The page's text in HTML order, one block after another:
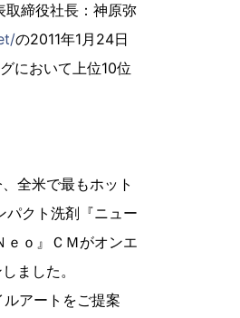
取締役社長：神原弥
の2011年1月24日
において上位10位
全米で最もホット
パクト洗剤『ニュー
ｅｏ』ＣＭがオンエ
ました。
アートをご提案